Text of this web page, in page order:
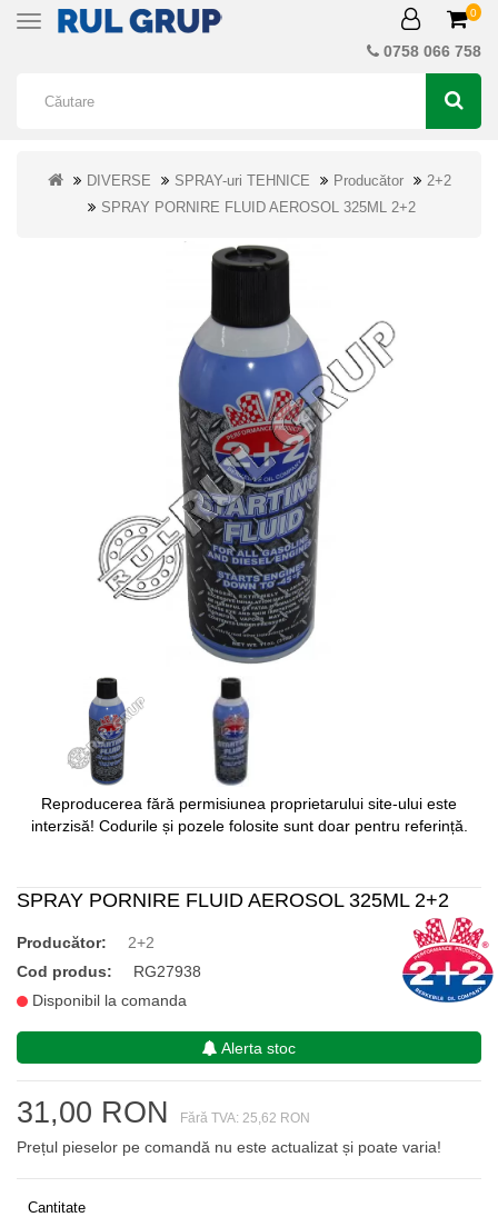
Toggle
0
0758 066 758
DIVERSE SPRAY-uri TEHNICE Producător
2+2
SPRAY PORNIRE FLUID AEROSOL 325ML 2+2
Reproducerea fără permisiunea proprietarului site-ului este
interzisă! Codurile și pozele folosite sunt doar pentru referință.
SPRAY PORNIRE FLUID AEROSOL 325ML 2+2
Producător:
2+2
Cod produs:
RG27938
Disponibil la comanda
Alerta stoc
31,00 RON Fără TVA: 25,62 RON
Prețul pieselor pe comandă nu este actualizat și poate varia!
Cantitate